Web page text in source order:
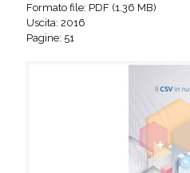
Formato file: PDF (1.36 MB)
Uscita: 2016
Pagine: 51